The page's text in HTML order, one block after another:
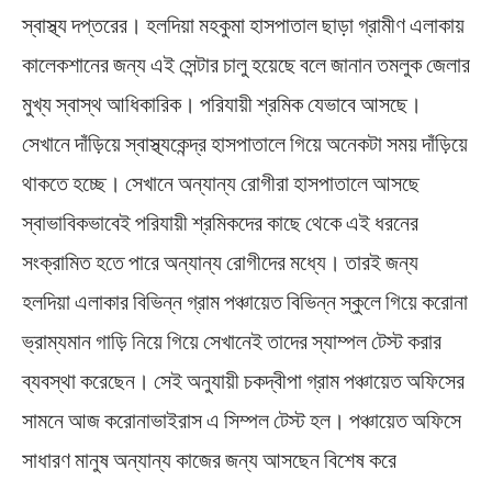
স্বাস্থ্য দপ্তরের। হলদিয়া মহকুমা হাসপাতাল ছাড়া গ্রামীণ এলাকায়
কালেকশানের জন্য এই সেন্টার চালু হয়েছে বলে জানান তমলুক জেলার
মুখ্য স্বাস্থ আধিকারিক। পরিযায়ী শ্রমিক যেভাবে আসছে।
সেখানে দাঁড়িয়ে স্বাস্থ্যকেন্দ্র হাসপাতালে গিয়ে অনেকটা সময় দাঁড়িয়ে
থাকতে হচ্ছে। সেখানে অন্যান্য রোগীরা হাসপাতালে আসছে
স্বাভাবিকভাবেই পরিযায়ী শ্রমিকদের কাছে থেকে এই ধরনের
সংক্রামিত হতে পারে অন্যান্য রোগীদের মধ্যে। তারই জন্য
হলদিয়া এলাকার বিভিন্ন গ্রাম পঞ্চায়েত বিভিন্ন স্কুলে গিয়ে করোনা
ভ্রাম্যমান গাড়ি নিয়ে গিয়ে সেখানেই তাদের স্যাম্পল টেস্ট করার
ব্যবস্থা করেছেন। সেই অনুযায়ী চকদ্বীপা গ্রাম পঞ্চায়েত অফিসের
সামনে আজ করোনাভাইরাস এ সিম্পল টেস্ট হল। পঞ্চায়েত অফিসে
সাধারণ মানুষ অন্যান্য কাজের জন্য আসছেন বিশেষ করে